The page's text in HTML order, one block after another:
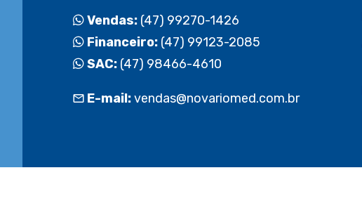
Vendas: (47) 99270-1426
Financeiro: (47) 99123-2085
SAC: (47) 98466-4610
E-mail:vendas@novariomed.com.br